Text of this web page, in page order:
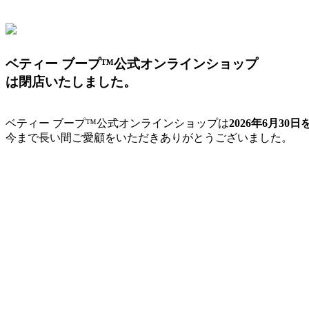
ベティー ブープ™公式オンラインショップ
は閉店いたしました。
ベティー ブープ™公式オンラインショップは2026年6月30日
今まで長い間ご愛顧をいただきありがとうございました。